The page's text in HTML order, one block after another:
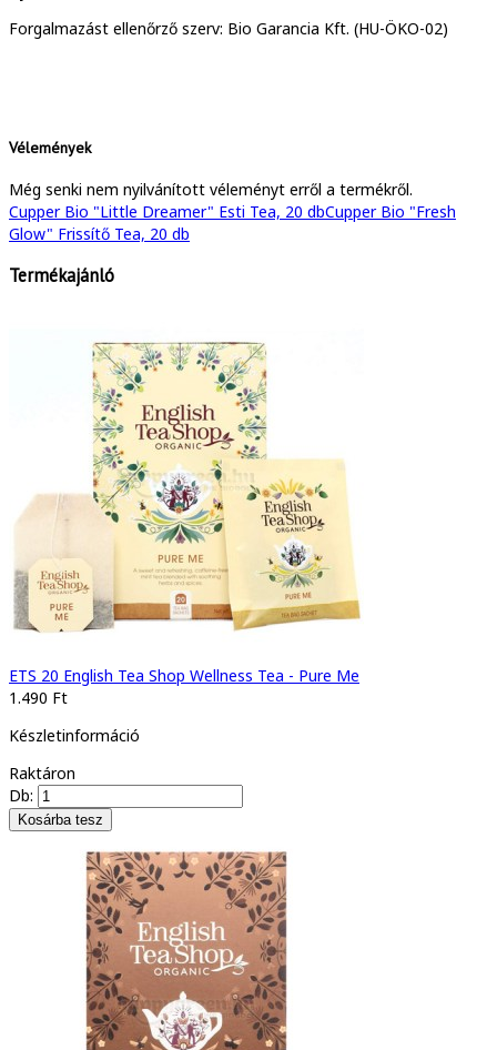
Forgalmazást ellenőrző szerv: Bio Garancia Kft. (HU-ÖKO-02)
Vélemények
Még senki nem nyilvánított véleményt erről a termékről.
Cupper Bio "Little Dreamer" Esti Tea, 20 dbCupper Bio "Fresh
Glow" Frissítő Tea, 20 db
Termékajánló
ETS 20 English Tea Shop Wellness Tea - Pure Me
1.490 Ft
Készletinformáció
Raktáron
Db: